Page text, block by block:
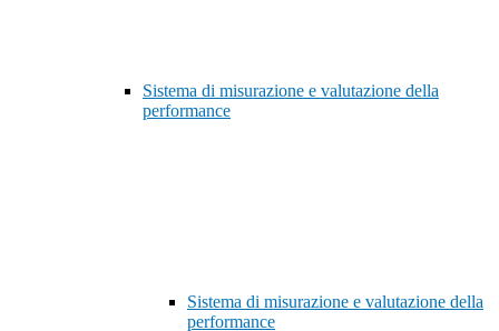
Sistema di misurazione e valutazione della
performance
Sistema di misurazione e valutazione della
performance